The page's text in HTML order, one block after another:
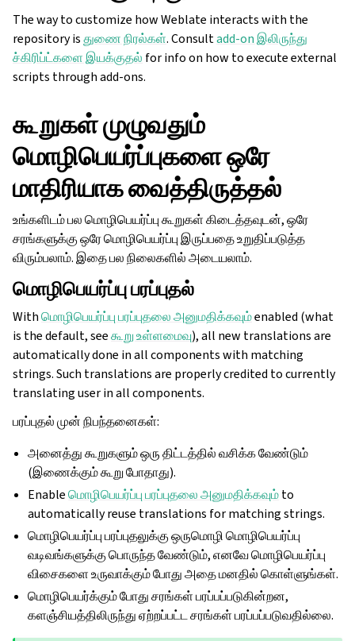
The way to customize how Weblate interacts with the
repository isதுணை நிரல்கள். Consultadd-on இலிருந்து
ச்கிரிப்ட்களை இயக்குதல் for info on how to execute external
scripts through add-ons.
கூறுகள் முழுவதும்
மொழிபெயர்ப்புகளை ஒரே
மாதிரியாக வைத்திருத்தல்
உங்களிடம் பல மொழிபெயர்ப்பு கூறுகள் கிடைத்தவுடன், ஒரே
சரங்களுக்கு ஒரே மொழிபெயர்ப்பு இருப்பதை உறுதிப்படுத்த
விரும்பலாம். இதை பல நிலைகளில் அடையலாம்.
மொழிபெயர்ப்பு பரப்புதல்
Withமொழிபெயர்ப்பு பரப்புதலை அனுமதிக்கவும்enabled (what
is the default, seeகூறு உள்ளமைவு), all new translations are
automatically done in all components with matching
strings. Such translations are properly credited to currently
translating user in all components.
பரப்புதல் முன் நிபந்தனைகள்:
அனைத்து கூறுகளும் ஒரு திட்டத்தில் வசிக்க வேண்டும்
(இணைக்கும் கூறு போதாது).
Enableமொழிபெயர்ப்பு பரப்புதலை அனுமதிக்கவும்to
automatically reuse translations for matching strings.
மொழிபெயர்ப்பு பரப்புதலுக்கு ஒருமொழி மொழிபெயர்ப்பு
வடிவங்களுக்கு பொருந்த வேண்டும், எனவே மொழிபெயர்ப்பு
விசைகளை உருவாக்கும் போது அதை மனதில் கொள்ளுங்கள்.
மொழிபெயர்க்கும் போது சரங்கள் பரப்பப்படுகின்றன,
களஞ்சியத்திலிருந்து ஏற்றப்பட்ட சரங்கள் பரப்பப்படுவதில்லை.